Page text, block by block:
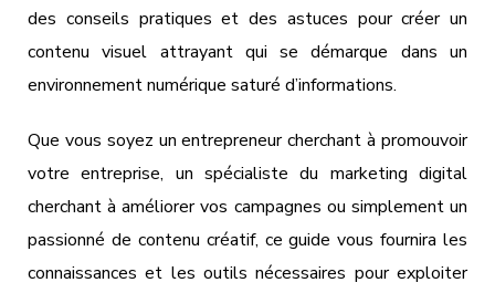
des conseils pratiques et des astuces pour créer un
contenu visuel attrayant qui se démarque dans un
environnement numérique saturé d’informations.
Que vous soyez un entrepreneur cherchant à promouvoir
votre entreprise, un spécialiste du marketing digital
cherchant à améliorer vos campagnes ou simplement un
passionné de contenu créatif, ce guide vous fournira les
connaissances et les outils nécessaires pour exploiter